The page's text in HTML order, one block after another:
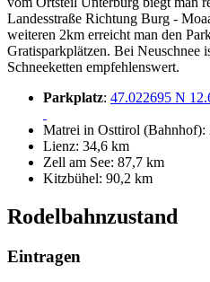
Landesstraße Richtung Burg -
weiteren 2km erreicht man den
Gratisparkplätzen. Bei Neuschnee
Schneeketten empfehlenswert.
Parkplatz: 47.022695 N
Matrei in Osttirol (Bahnhof):
Lienz: 34,6 km
Zell am See: 87,7 km
Kitzbühel: 90,2 km
Rodelbahnzustand
Eintragen